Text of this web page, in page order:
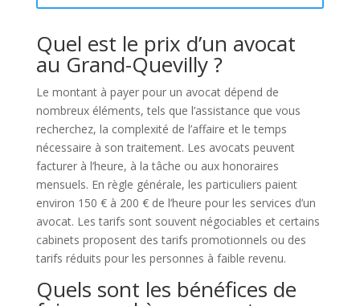
Quel est le prix d’un avocat
au Grand-Quevilly ?
Le montant à payer pour un avocat dépend de
nombreux éléments, tels que l’assistance que vous
recherchez, la complexité de l’affaire et le temps
nécessaire à son traitement. Les avocats peuvent
facturer à l’heure, à la tâche ou aux honoraires
mensuels. En règle générale, les particuliers paient
environ 150 € à 200 € de l’heure pour les services d’un
avocat. Les tarifs sont souvent négociables et certains
cabinets proposent des tarifs promotionnels ou des
tarifs réduits pour les personnes à faible revenu.
Quels sont les bénéfices de